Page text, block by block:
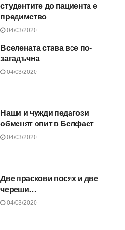
студентите до пациента е
предимство
04/03/2020
Вселената става все по-
загадъчна
04/03/2020
Наши и чужди педагози
обменят опит в Белфаст
04/03/2020
Две праскови посях и две
череши…
04/03/2020